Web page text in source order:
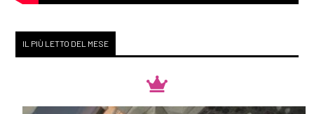
IL PIÙ LETTO DEL MESE